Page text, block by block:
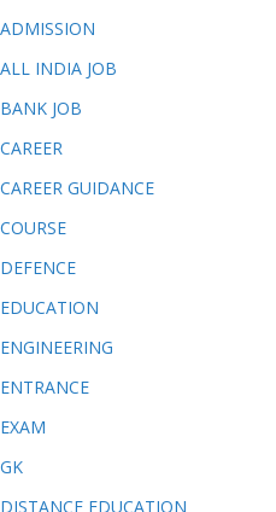
ADMISSION
ALL INDIA JOB
BANK JOB
CAREER
CAREER GUIDANCE
COURSE
DEFENCE
EDUCATION
ENGINEERING
ENTRANCE
EXAM
GK
DISTANCE EDUCATION